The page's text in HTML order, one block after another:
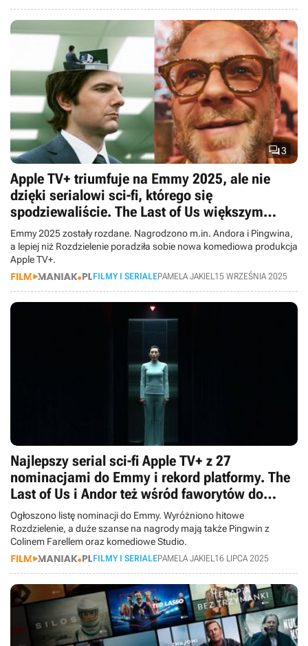
3
Apple TV+ triumfuje na Emmy 2025, ale nie
dzięki serialowi sci-fi, którego się
spodziewaliście. The Last of Us większym
przegranym niż Fallout w ubiegłym roku
Emmy 2025 zostały rozdane. Nagrodzono m.in. Andora i Pingwina,
a lepiej niż Rozdzielenie poradziła sobie nowa komediowa produkcja
Apple TV+.
FILMY I SERIALEPAMELA JAKIEL15 WRZEŚNIA 2025
Najlepszy serial sci-fi Apple TV+ z 27
nominacjami do Emmy i rekord platformy. The
Last of Us i Andor też wśród faworytów do
„telewizyjnych Oscarów”
Ogłoszono listę nominacji do Emmy. Wyróżniono hitowe
Rozdzielenie, a duże szanse na nagrody mają także Pingwin z
Colinem Farellem oraz komediowe Studio.
FILMY I SERIALEPAMELA JAKIEL16 LIPCA 2025